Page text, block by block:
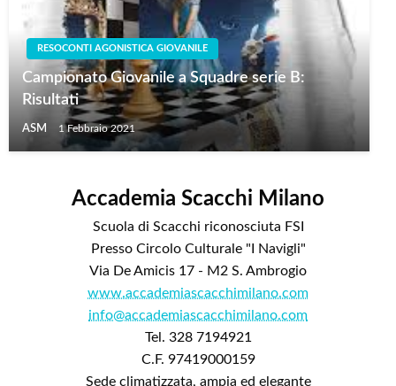
RESOCONTI AGONISTICA GIOVANILE
Campionato Giovanile a Squadre serie B:
Risultati
ASM 1 Febbraio 2021
Accademia Scacchi Milano
Scuola di Scacchi riconosciuta FSI
Presso Circolo Culturale "I Navigli"
Via De Amicis 17 - M2 S. Ambrogio
www.accademiascacchimilano.com
info@accademiascacchimilano.com
Tel. 328 7194921
C.F. 97419000159
Sede climatizzata, ampia ed elegante